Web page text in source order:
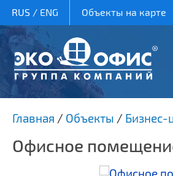
RUS/ ENG Объекты на карте
Главная / Объекты /
Офисное